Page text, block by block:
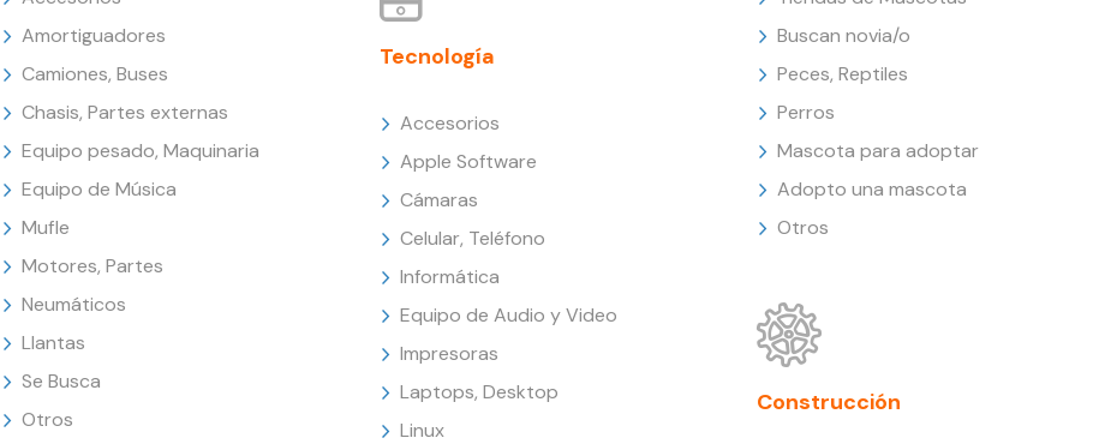
Amortiguadores
Camiones, Buses
Chasis, Partes externas
Equipo pesado, Maquinaria
Equipo de Música
Mufle
Motores, Partes
Neumáticos
Llantas
Se Busca
Otros
Tecnología
Accesorios
Apple Software
Cámaras
Celular, Teléfono
Informática
Equipo de Audio y Video
Impresoras
Laptops, Desktop
Linux
Buscan novia/o
Peces, Reptiles
Perros
Mascota para adoptar
Adopto una mascota
Otros
Construcción